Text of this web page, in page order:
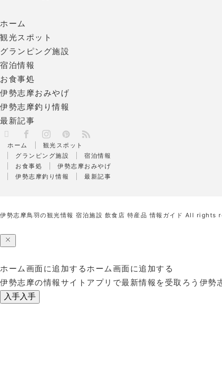
ホーム
観光スポット
グランピング施設
宿泊情報
お食事処
伊勢志摩おみやげ
伊勢志摩釣り情報
最新記事
FacebookInstagramPinterest
RSS
ホーム
観光スポット
グランピング施設
宿泊情報
お食事処
伊勢志摩おみやげ
伊勢志摩釣り情報
最新記事
伊勢志摩鳥羽の観光情報 宿泊施設 飲食店 特産品 情報ガイド All rights
ホーム画面に追加する ホーム画面に追加する
伊勢志摩の情報サイトアプリで最新情報を受取ろう 伊勢
入手入手